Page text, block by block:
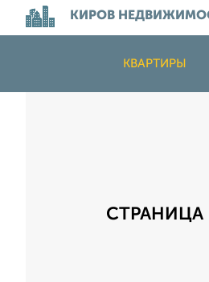
КИРОВ
КВАРТИРЫ
СТРАНИЦА